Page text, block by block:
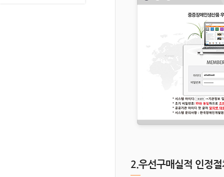
2.우선구매실적 인정